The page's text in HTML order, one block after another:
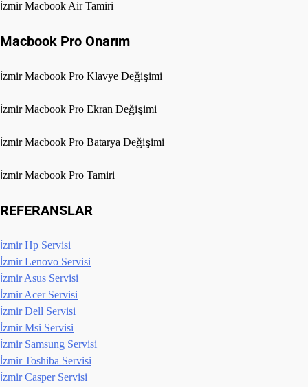
İzmir Macbook Air Tamiri
Macbook Pro Onarım
İzmir Macbook Pro Klavye Değişimi
İzmir Macbook Pro Ekran Değişimi
İzmir Macbook Pro Batarya Değişimi
İzmir Macbook Pro Tamiri
REFERANSLAR
İzmir Hp Servisi
İzmir Lenovo Servisi
İzmir Asus Servisi
İzmir Acer Servisi
İzmir Dell Servisi
İzmir Msi Servisi
İzmir Samsung Servisi
İzmir Toshiba Servisi
İzmir Casper Servisi